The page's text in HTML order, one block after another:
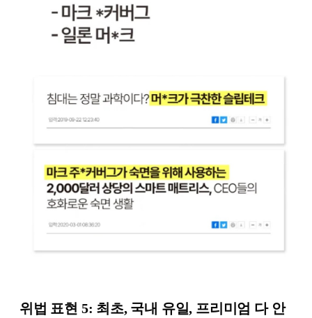
위법 표현 5: 최초, 국내 유일, 프리미엄 다 안